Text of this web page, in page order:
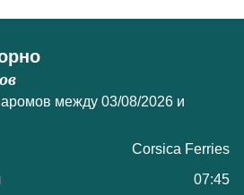
между 03/08/2026 и
Corsica Ferries
07:45